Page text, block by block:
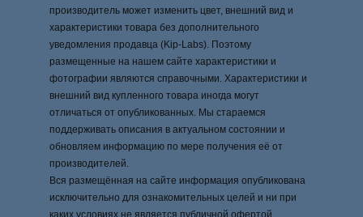
производитель может изменить цвет, внешний вид и
характеристики товара без дополнительного
уведомления продавца (Kip-Labs). Поэтому
размещенные на нашем сайте характеристики и
фотографии являются справочными. Характеристики и
внешний вид купленного товара иногда могут
отличаться от опубликованных. Мы стараемся
поддерживать описания в актуальном состоянии и
обновляем информацию по мере получения её от
производителей.
Вся размещённая на сайте информация опубликована
исключительно для ознакомительных целей и ни при
каких условиях не является публичной офертой.